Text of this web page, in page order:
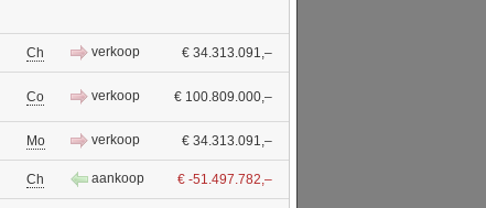
Ch verkoop € 34.313.091,–
Co verkoop € 100.809.000,–
Mo verkoop € 34.313.091,–
Ch aankoop € -51.497.782,–